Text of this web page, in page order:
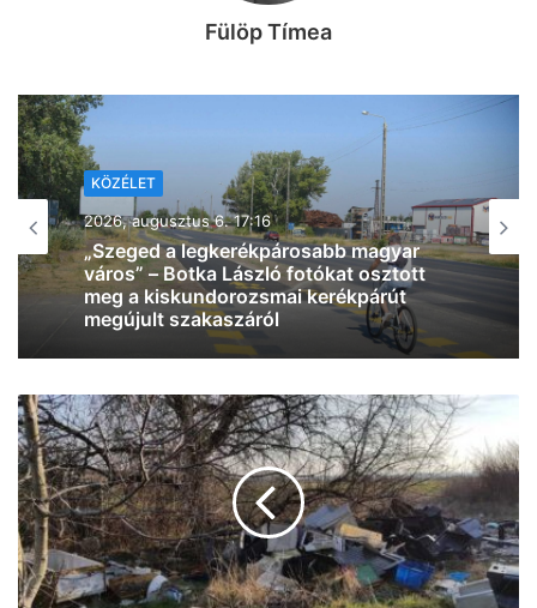
Fülöp Tímea
KÖZÉLET
2026, augusztus 6. 12:28
Kiderült, mikor választ új köztársasági
elnököt az Országgyűlés